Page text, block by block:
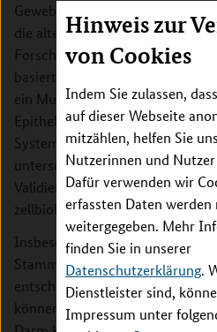
Hinweis zur
von Cookies
Indem Sie zulassen,
auf dieser Webseite
mitzählen, helfen Sie
Nutzerinnen und
Dafür verwenden wir
erfassten Daten
weitergegeben. Mehr
finden Sie in unserer
Datenschutzerklärung.
Dienstleister sind,
Impressum unter
Gewebes, seine Regeneration
die altersbedingten
Forschung. Ausgehend von
basierten Modell der
ein Multiskalen-Modell dieser
Epithel von Mäusen entwickelt.
System auf molekularer,
unterschiedlichen Zeitskalen
Validierung dienen komplexe
zellbiologische Daten zu Darm-
Insbesondere soll die
Stammzell-Nische untersucht
entscheidende regulatorische
können, die den Übergang vom